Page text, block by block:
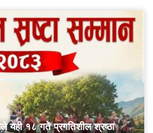
१८ गते प्रगतिशील श्रष्ठा